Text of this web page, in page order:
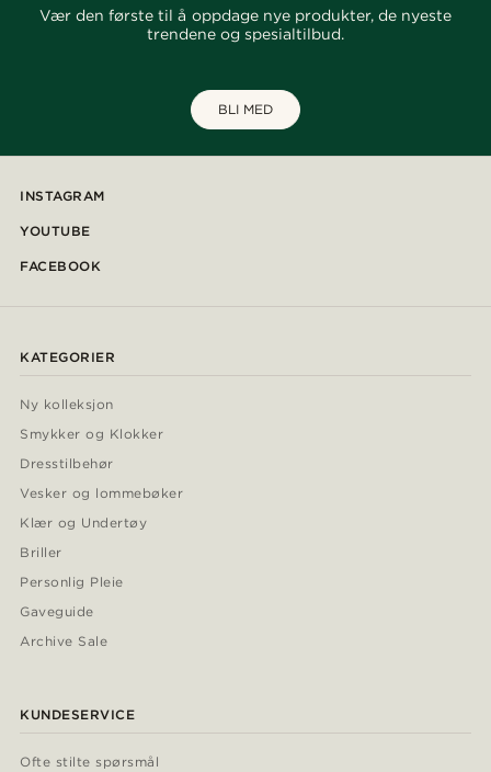
Vær den første til å oppdage nye produkter, de nyeste
trendene og spesialtilbud.
BLI MED
INSTAGRAM
YOUTUBE
FACEBOOK
KATEGORIER
Ny kolleksjon
Smykker og Klokker
Dresstilbehør
Vesker og lommebøker
Klær og Undertøy
Briller
Personlig Pleie
Gaveguide
Archive Sale
KUNDESERVICE
Ofte stilte spørsmål